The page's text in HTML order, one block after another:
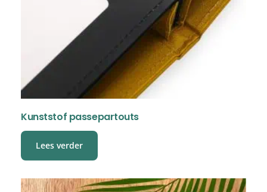
Kunststof passepartouts
Lees verder